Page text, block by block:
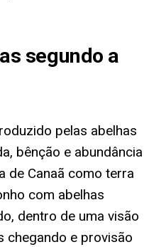
segundo a
pelas abelhas
bênção e abundância
de Canaã como terra
com abelhas
dentro de uma visão
chegando e provisão